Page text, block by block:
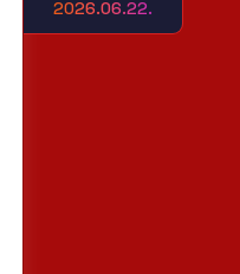
2026.06.22.